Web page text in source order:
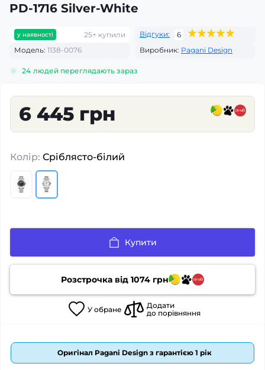
PD-1716 Silver-White
у наявності 25+ купили Відгуки:
6
Модель: 1138-0076 Виробник: Pagani Design
24 людей переглядають зараз
6 445 грн
Колір: Сріблясто-білий
Купити
Розстрочка від 1074 грн
У обране
Додати
до порівняння
Оригінал Pagani Design з гарантією 1 рік